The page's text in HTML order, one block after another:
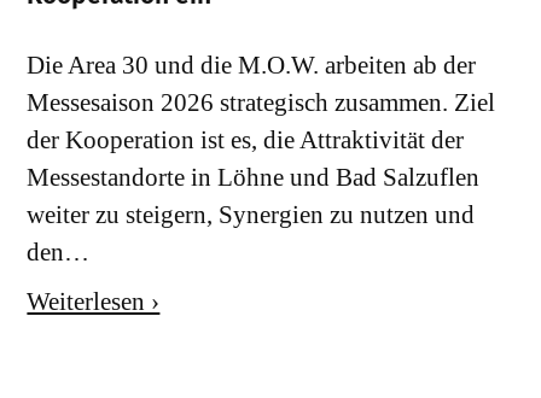
Die Area 30 und die M.O.W. arbeiten ab der
Messesaison 2026 strategisch zusammen. Ziel
der Kooperation ist es, die Attraktivität der
Messestandorte in Löhne und Bad Salzuflen
weiter zu steigern, Synergien zu nutzen und
den…
Weiterlesen ›